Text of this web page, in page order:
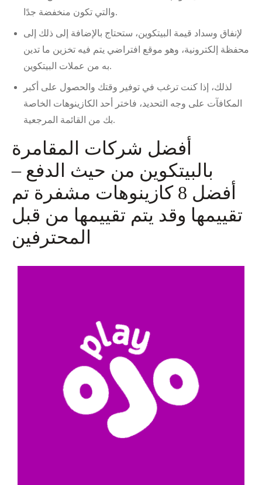
والتي تكون منخفضة جدًا.
لإنفاق وسداد قيمة البيتكوين، ستحتاج بالإضافة إلى ذلك إلى
محفظة إلكترونية، وهو موقع افتراضي يتم فيه تخزين ما تدين
به من عملات البيتكوين.
لذلك، إذا كنت ترغب في توفير وقتك والحصول على أكبر
المكافآت على وجه التحديد، فاختر أحد الكازينوهات الخاصة
بك من القائمة المرجعية.
أفضل شركات المقامرة
بالبيتكوين من حيث الدفع –
أفضل 8 كازينوهات مشفرة تم
تقييمها وقد يتم تقييمها من قبل
المحترفين